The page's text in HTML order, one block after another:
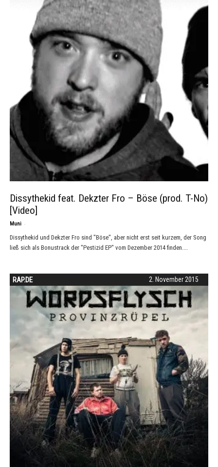
Dissythekid feat. Dekzter Fro – Böse (prod. T-No)
[Video]
Muni -
Dissythekid und Dekzter Fro sind "Böse", aber nicht erst seit kurzem, der Song
ließ sich als Bonustrack der "Pestizid EP" vom Dezember 2014 finden....
2. November 2015
RAP.DE